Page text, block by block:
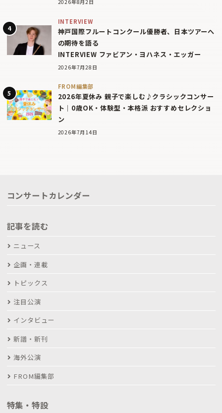
2026年8月2日
INTERVIEW
神戸国際フルートコンクール優勝者、日本ツアーへ
の期待を語る
INTERVIEW ファビアン・ヨハネス・エッガー
2026年7月28日
FROM編集部
2026年夏休み 親子で楽しむ♪クラシックコンサー
ト｜0歳OK・体験型・本格派 おすすめセレクショ
ン
2026年7月14日
コンサートカレンダー
記事を読む
ニュース
企画・連載
トピックス
注目公演
インタビュー
新譜・新刊
海外公演
FROM編集部
特集・特設